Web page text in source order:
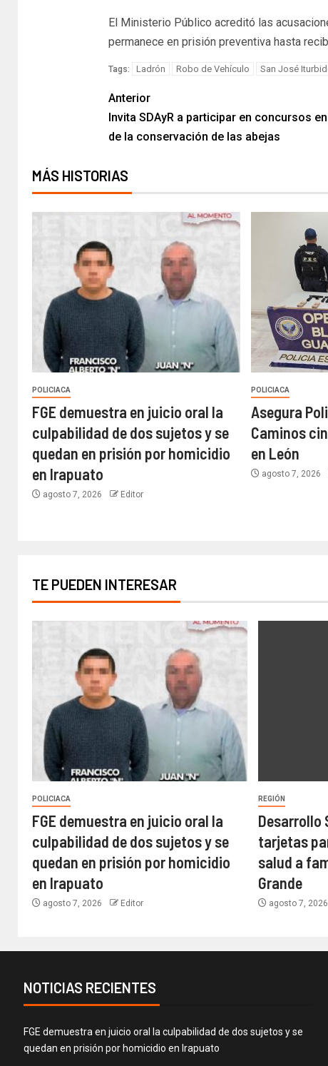
El Ministerio Público acreditó las
permanece en prisión preventiva hasta
Tags: Ladrón Robo de Vehículo San José
Anterior
Invita SDAyR a participar en concursos
de la conservación de las abejas
MÁS HISTORIAS
POLICIACA
FGE demuestra en juicio oral la
culpabilidad de dos sujetos y se
quedan en prisión por homicidio
en Irapuato
agosto 7, 2026 Editor
POLICIACA
Asegura
Caminos
en León
agosto 7, 2026
TE PUEDEN INTERESAR
POLICIACA
FGE demuestra en juicio oral la
culpabilidad de dos sujetos y se
quedan en prisión por homicidio
en Irapuato
agosto 7, 2026 Editor
REGIÓN
Desarrollo
tarjetas
salud a
Grande
agosto 7, 2026
NOTICIAS RECIENTES
FGE demuestra en juicio oral la culpabilidad de dos sujetos y se
quedan en prisión por homicidio en Irapuato